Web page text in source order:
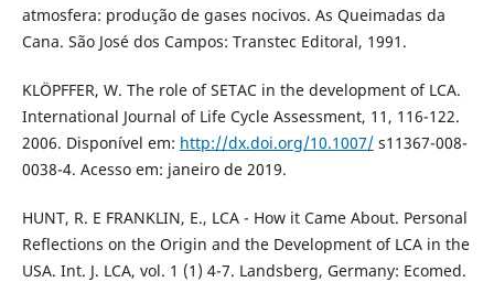
atmosfera: produção de gases nocivos. As Queimadas da
Cana. São José dos Campos: Transtec Editoral, 1991.
KLÖPFFER, W. The role of SETAC in the development of LCA.
International Journal of Life Cycle Assessment, 11, 116-122.
2006. Disponível em: http://dx.doi.org/10.1007/s11367-008-
0038-4. Acesso em: janeiro de 2019.
HUNT, R. E FRANKLIN, E., LCA - How it Came About. Personal
Reflections on the Origin and the Development of LCA in the
USA. Int. J. LCA, vol. 1 (1) 4-7. Landsberg, Germany: Ecomed.